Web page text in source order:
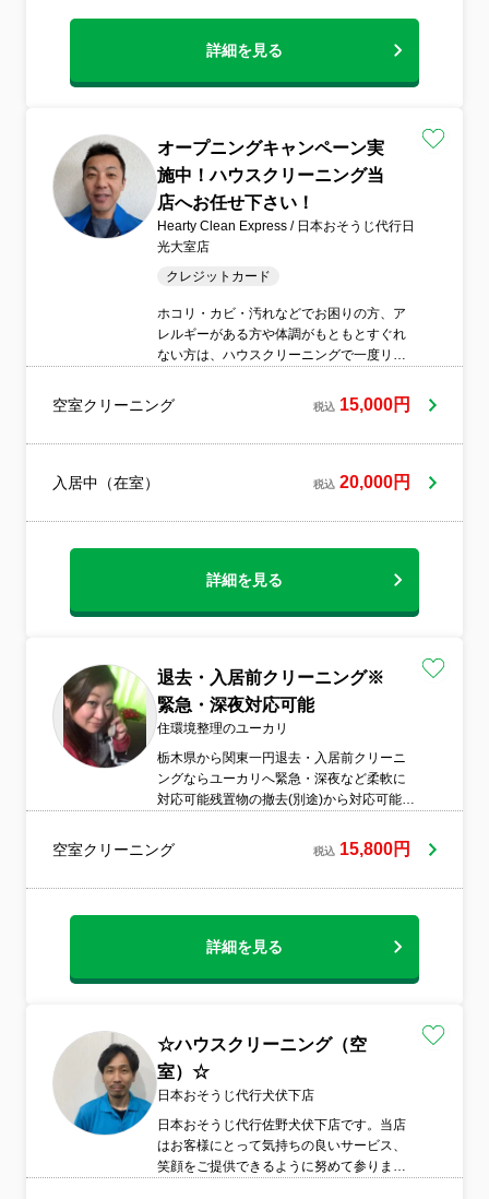
詳細を見る
オープニングキャンペーン実
施中！ハウスクリーニング当
店へお任せ下さい！
Hearty Clean Express / 日本おそうじ代行日
光大室店
クレジットカード
ホコリ・カビ・汚れなどでお困りの方、ア
レルギーがある方や体調がもともとすぐれ
ない方は、ハウスクリーニングで一度リセ
じ代行ホールディングス加盟店、日光大室
おそうじ代行【Hearty Clean Express】が
おります。他社にお断りされたサービスも
管理徹底のもとコロナ対策を行い清潔な服
空室クリーニング 税込 15,000円
入居中（在室） 税込 20,000円
詳細を見る
退去・入居前クリーニング※
緊急・深夜対応可能
住環境整理のユーカリ
栃木県から関東一円退去・入居前クリーニ
ングならユーカリへ緊急・深夜など柔軟に
対応可能残置物の撤去(別途)から対応可能で
同行可能・秘密厳守立ち合い無し可能・画
像確認できますお問い合わせ・ご相談はユ
空室クリーニング 税込 15,800円
詳細を見る
☆ハウスクリーニング（空
室）☆
日本おそうじ代行犬伏下店
日本おそうじ代行佐野犬伏下店です。当店
はお客様にとって気持ちの良いサービス、
笑顔をご提供できるように努めて参りま